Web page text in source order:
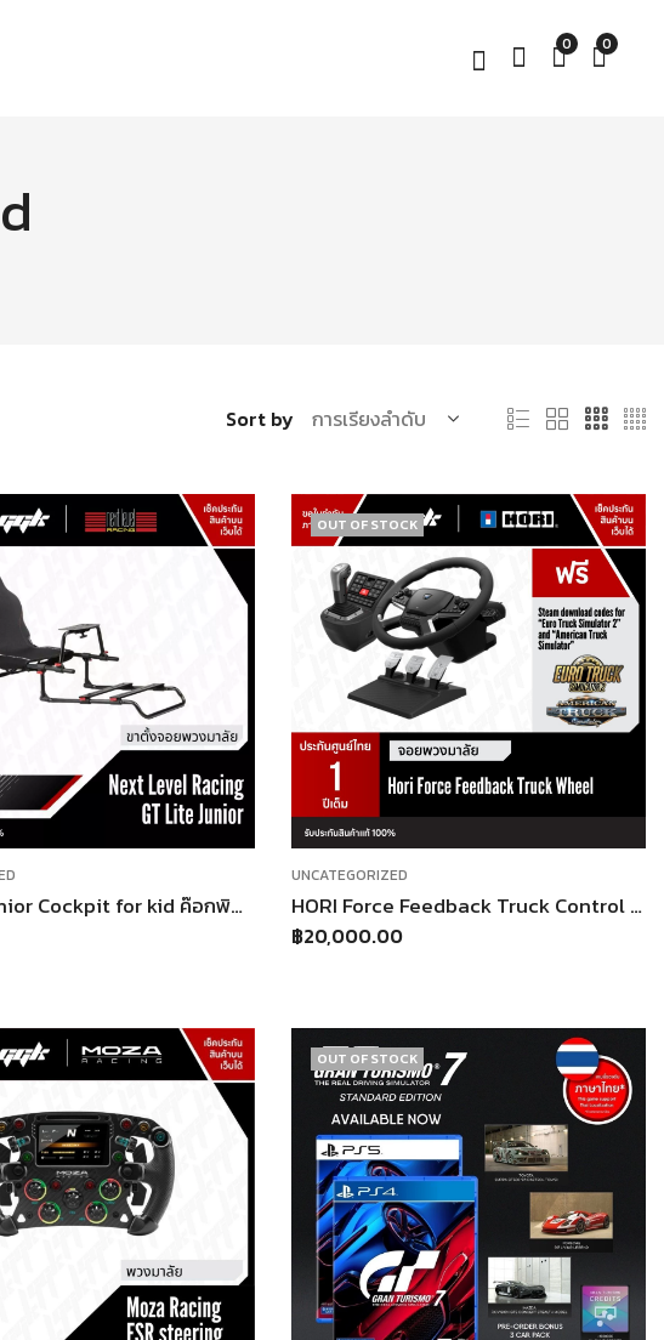
0 0
Sort by
GT Lite Junior Cockpit for kid ค๊อกพิท เด็ก ที่นั่งจอยพวงมาลัย G29 T300 [ประกันศูนย์ไทย]
OUT OF STOCK
UNCATEGORIZED
HORI Force Feedback Truck Control System พวงมาลัยเกมรถบรรทุก สำหรับ PC (Windows 11/10) | พวงมาลัยพร้อมเกียร์ & แป้นเหยียบ | รองรับ Euro Truck Simulator 2 & American Truck Simulato
฿20,000.00
OUT OF STOCK